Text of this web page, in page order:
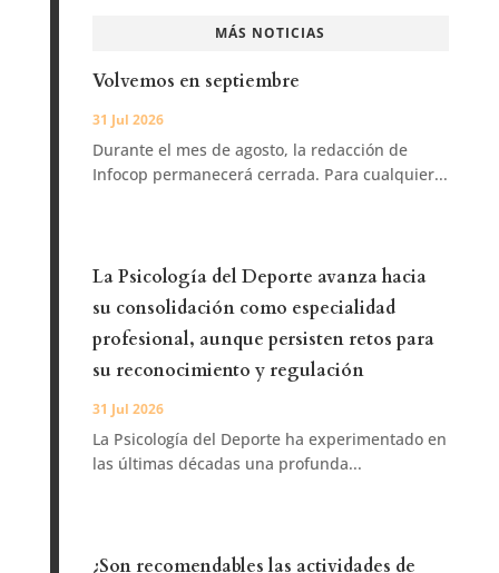
MÁS NOTICIAS
Volvemos en septiembre
31 Jul 2026
Durante el mes de agosto, la redacción de
Infocop permanecerá cerrada. Para cualquier...
La Psicología del Deporte avanza hacia
su consolidación como especialidad
profesional, aunque persisten retos para
su reconocimiento y regulación
31 Jul 2026
La Psicología del Deporte ha experimentado en
las últimas décadas una profunda...
¿Son recomendables las actividades de